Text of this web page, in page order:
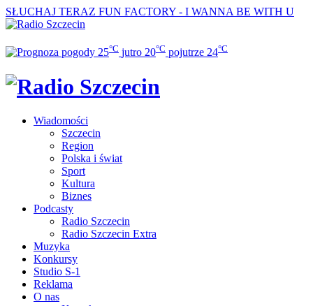
SŁUCHAJ TERAZ FUN FACTORY - I WANNA BE WITH U
25°C jutro 20°C pojutrze 24°C
Wiadomości
Szczecin
Region
Polska i świat
Sport
Kultura
Biznes
Podcasty
Radio Szczecin
Radio Szczecin Extra
Muzyka
Konkursy
Studio S-1
Reklama
O nas